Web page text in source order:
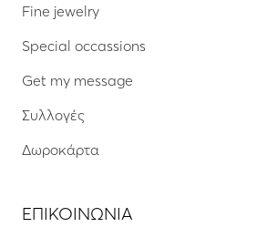
Fine jewelry
Special occassions
Get my message
Συλλογές
Δωροκάρτα
ΕΠΙΚΟΙΝΩΝΙΑ